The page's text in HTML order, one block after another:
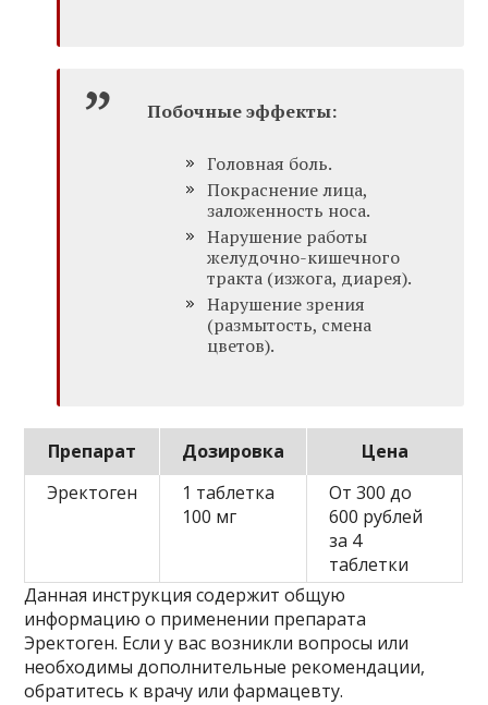
Побочные эффекты:
Головная боль.
Покраснение лица,
заложенность носа.
Нарушение работы
желудочно-кишечного
тракта (изжога, диарея).
Нарушение зрения
(размытость, смена
цветов).
Препарат Дозировка
Цена
Эректоген
1 таблетка
100 мг
От 300 до
600 рублей
за 4
таблетки
Данная инструкция содержит общую
информацию о применении препарата
Эректоген. Если у вас возникли вопросы или
необходимы дополнительные рекомендации,
обратитесь к врачу или фармацевту.